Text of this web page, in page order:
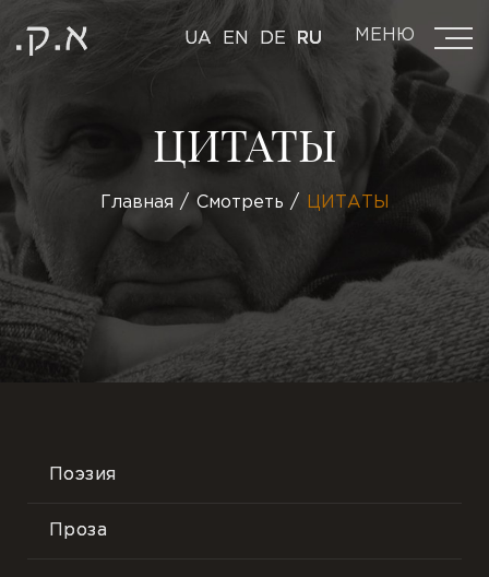
UA EN DE RU МЕНЮ
ЦИТАТЫ
Главная Смотреть ЦИТАТЫ
Поэзия
Проза